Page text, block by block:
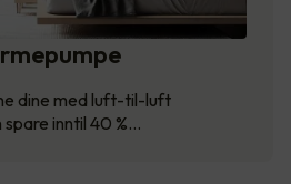
dine med luft-til-luft
inntil 40 %…